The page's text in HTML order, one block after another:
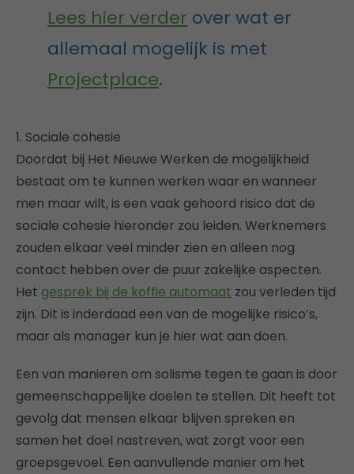
Lees hier verder over wat er
allemaal mogelijk is met
Projectplace.
1. Sociale cohesie
Doordat bij Het Nieuwe Werken de mogelijkheid
bestaat om te kunnen werken waar en wanneer
men maar wilt, is een vaak gehoord risico dat de
sociale cohesie hieronder zou leiden. Werknemers
zouden elkaar veel minder zien en alleen nog
contact hebben over de puur zakelijke aspecten.
Het gesprek bij de koffie automaat zou verleden tijd
zijn. Dit is inderdaad een van de mogelijke risico’s,
maar als manager kun je hier wat aan doen.
Een van manieren om solisme tegen te gaan is door
gemeenschappelijke doelen te stellen. Dit heeft tot
gevolg dat mensen elkaar blijven spreken en
samen het doel nastreven, wat zorgt voor een
groepsgevoel. Een aanvullende manier om het